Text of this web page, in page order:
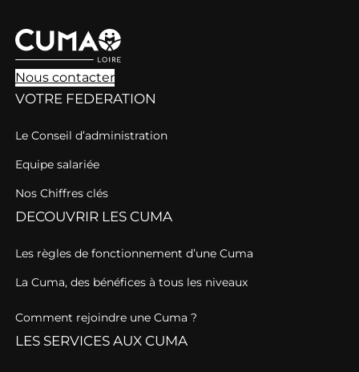
Nous contacter
VOTRE FEDERATION
Le Conseil d’administration
Equipe salariée
Nos Chiffres clés
DECOUVRIR LES CUMA
Les règles de fonctionnement d’une Cuma
La Cuma, des bénéfices à tous les niveaux
Comment rejoindre une Cuma ?
LES SERVICES AUX CUMA